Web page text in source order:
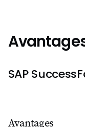
SAP
Avantages